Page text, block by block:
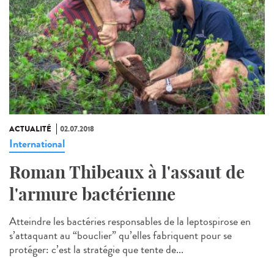
ACTUALITÉ 02.07.2018
International
Roman Thibeaux à l'assaut de
l'armure bactérienne
Atteindre les bactéries responsables de la leptospirose en
s’attaquant au “bouclier” qu’elles fabriquent pour se
protéger: c’est la stratégie que tente de...